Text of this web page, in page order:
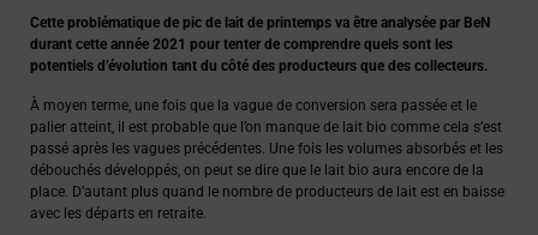
Cette problématique de pic de lait de printemps va être analysée par BeN
durant cette année 2021 pour tenter de comprendre quels sont les
potentiels d’évolution tant du côté des producteurs que des collecteurs.
À moyen terme, une fois que la vague de conversion sera passée et le
palier atteint, il est probable que l’on manque de lait bio comme cela s’est
passé après les vagues précédentes. Une fois les volumes absorbés et les
débouchés développés, on peut se dire que le lait bio aura encore de la
place. D’autant plus quand le nombre de producteurs de lait est en baisse
avec les départs en retraite.